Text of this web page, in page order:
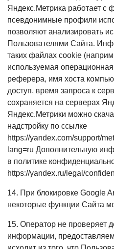
Яндекс.Метрика работает с
псевдонимные профили
позволяют анализировать
Пользователями Сайта.
таких файлах cookie
используемая
реферера, имя хоста
доступ, время запроса к
сохраняется на серверах
Яндекс.Метрики можно
надстройку по ссылке
https://yandex.com/support/
lang=ru Дополнительную
в политике
https://yandex.ru/legal/
14. При блокировке Google
некоторые функции Сайта
15. Оператор не проверяет
информации,